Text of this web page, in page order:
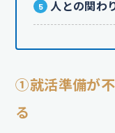
人との関わ
①就活準備が
る